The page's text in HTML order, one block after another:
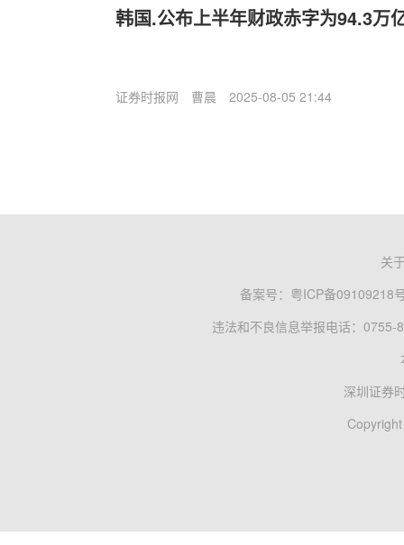
韩国.公布上半年财政赤字为94.3万
证券时报网 曹晨 2025-08-05 21:44
关
备案号： 粤ICP备09109218
违法和不良信息举报电话：0755-
深圳证券